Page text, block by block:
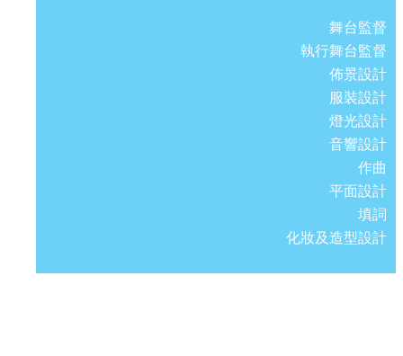
舞台監督
執行舞台監督
佈景設計
服裝設計
燈光設計
音響設計
作曲
平面設計
填詞
化妝及造型設計